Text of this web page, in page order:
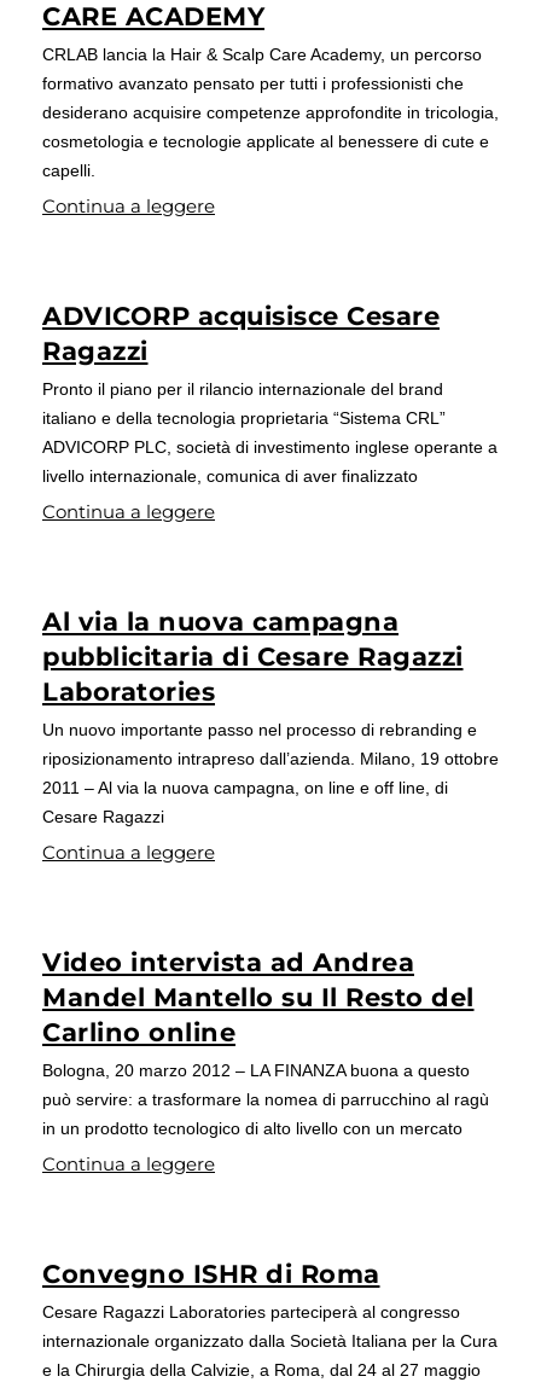
CARE ACADEMY
CRLAB lancia la Hair & Scalp Care Academy, un percorso
formativo avanzato pensato per tutti i professionisti che
desiderano acquisire competenze approfondite in tricologia,
cosmetologia e tecnologie applicate al benessere di cute e
capelli.
Continua a leggere
ADVICORP acquisisce Cesare
Ragazzi
Pronto il piano per il rilancio internazionale del brand
italiano e della tecnologia proprietaria “Sistema CRL”
ADVICORP PLC, società di investimento inglese operante a
livello internazionale, comunica di aver finalizzato
Continua a leggere
Al via la nuova campagna
pubblicitaria di Cesare Ragazzi
Laboratories
Un nuovo importante passo nel processo di rebranding e
riposizionamento intrapreso dall’azienda. Milano, 19 ottobre
2011 – Al via la nuova campagna, on line e off line, di
Cesare Ragazzi
Continua a leggere
Video intervista ad Andrea
Mandel Mantello su Il Resto del
Carlino online
Bologna, 20 marzo 2012 – LA FINANZA buona a questo
può servire: a trasformare la nomea di parrucchino al ragù
in un prodotto tecnologico di alto livello con un mercato
Continua a leggere
Convegno ISHR di Roma
Cesare Ragazzi Laboratories parteciperà al congresso
internazionale organizzato dalla Società Italiana per la Cura
e la Chirurgia della Calvizie, a Roma, dal 24 al 27 maggio